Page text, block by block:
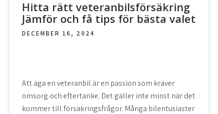
Hitta rätt veteranbilsförsäkring
Jämför och få tips för bästa valet
DECEMBER 16, 2024
Att äga en veteranbil är en passion som kräver
omsorg och eftertanke. Det gäller inte minst när det
kommer till försäkringsfrågor. Många bilentusiaster